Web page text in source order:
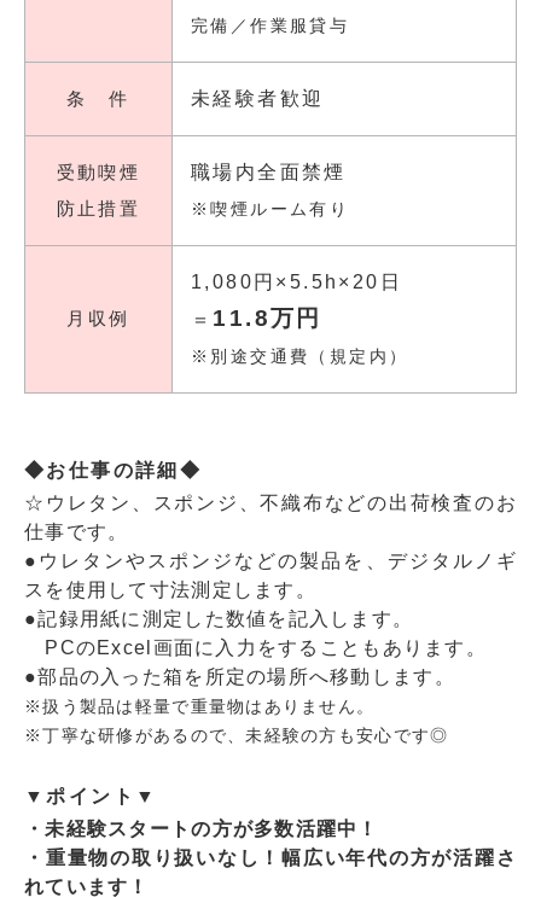
完備／作業服貸与
条 件 未経験者歓迎
受動喫煙
防止措置
職場内全面禁煙
※喫煙ルーム有り
月収例
1,080円×5.5h×20日
＝ 11.8万円
※別途交通費（規定内）
◆お仕事の詳細◆
☆ウレタン、スポンジ、不織布などの出荷検査のお
仕事です。
●ウレタンやスポンジなどの製品を、デジタルノギ
スを使用して寸法測定します。
●記録用紙に測定した数値を記入します。
PCのExcel画面に入力をすることもあります。
●部品の入った箱を所定の場所へ移動します。
※扱う製品は軽量で重量物はありません。
※丁寧な研修があるので、未経験の方も安心です◎
▼ポイント▼
・未経験スタートの方が多数活躍中！
・重量物の取り扱いなし！幅広い年代の方が活躍さ
れています！